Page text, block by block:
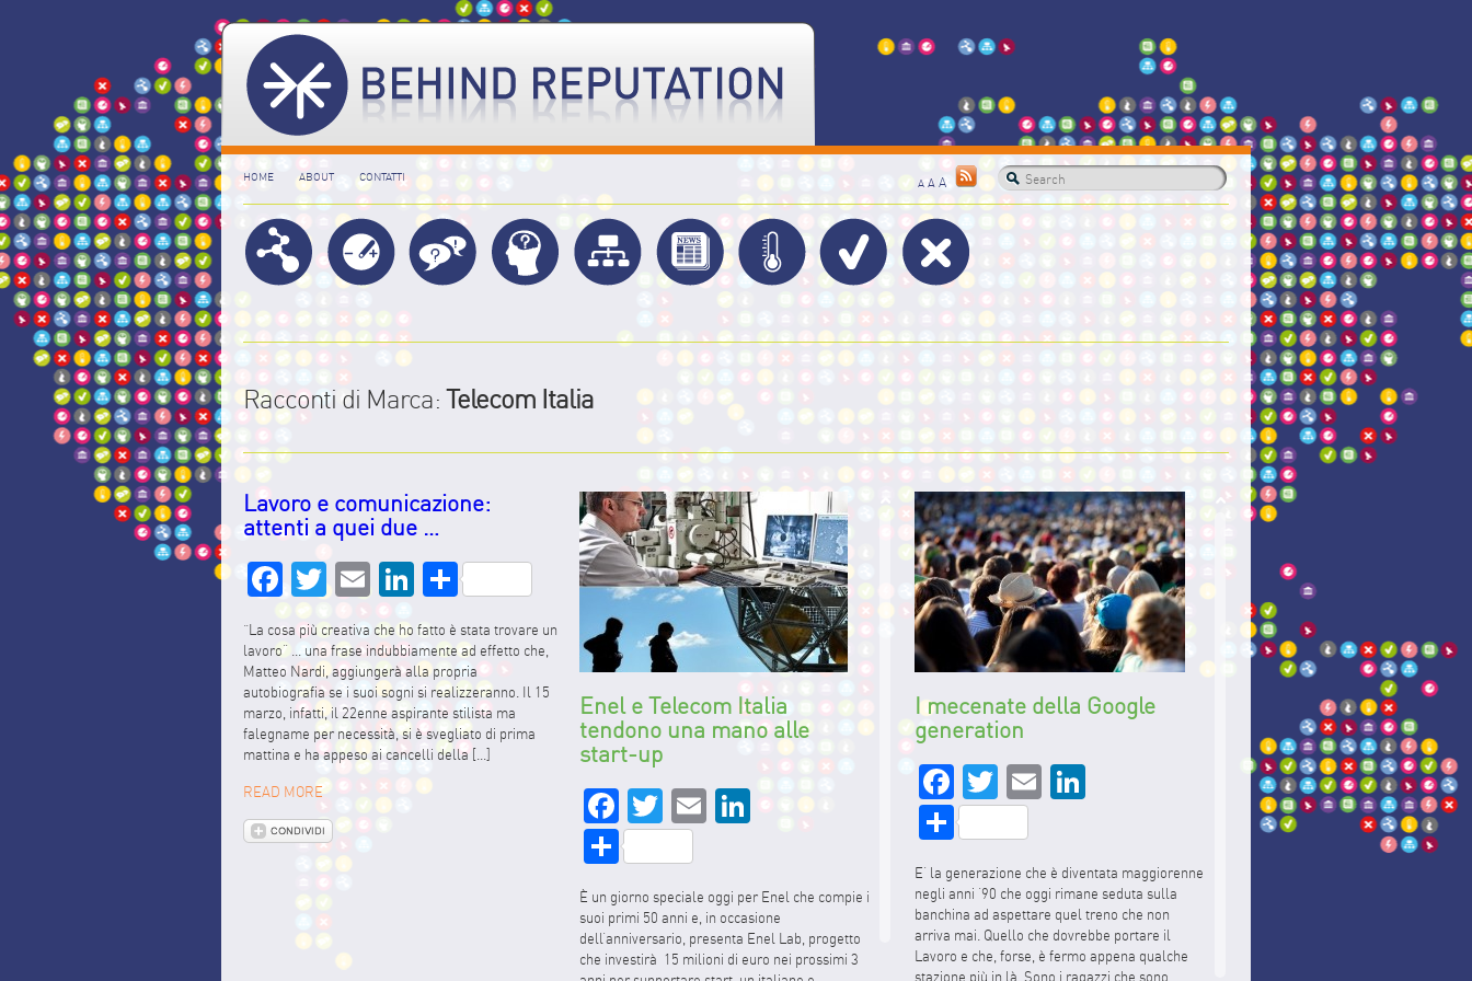
HOME ABOUT CONTATTI A A A
Racconti di Marca: Telecom Italia
Lavoro e comunicazione:
attenti a quei due …
Facebook
Twitter
EmailLinkedIn
Share
“La cosa più creativa che ho fatto è stata trovare un
lavoro” … una frase indubbiamente ad effetto che,
Matteo Nardi, aggiungerà alla propria
autobiografia se i suoi sogni si realizzeranno. Il 15
marzo, infatti, il 22enne aspirante stilista ma
falegname per necessità, si è svegliato di prima
mattina e ha appeso ai cancelli della […]
READ MORE
Enel e Telecom Italia
tendono una mano alle
start-up
Facebook
Twitter
EmailLinkedIn
Share
È un giorno speciale oggi per Enel che compie i
suoi primi 50 anni e, in occasione
dell’anniversario, presenta Enel Lab, progetto
che investirà 15 milioni di euro nei prossimi 3
I mecenate della Google
generation
Facebook
Twitter
EmailLinkedIn
Share
E’ la generazione che è diventata maggiorenne
negli anni ’90 che oggi rimane seduta sulla
banchina ad aspettare quel treno che non
arriva mai. Quello che dovrebbe portare il
Lavoro e che, forse, è fermo appena qualche
stazione più in là. Sono i ragazzi che sono